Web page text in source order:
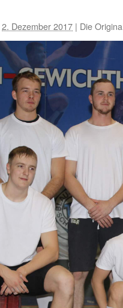
2. Dezember 2017 | Die